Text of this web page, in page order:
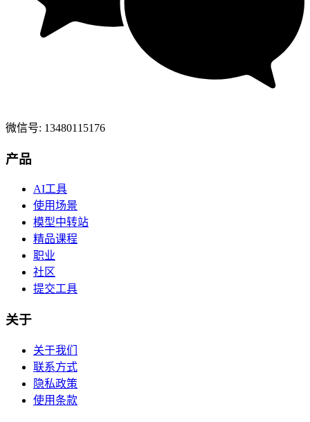
微信号: 13480115176
产品
AI工具
使用场景
模型中转站
精品课程
职业
社区
提交工具
关于
关于我们
联系方式
隐私政策
使用条款